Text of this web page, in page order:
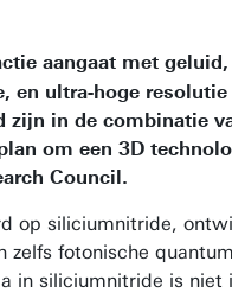
aangaat met
en ultra-hoge
zijn in de combinatie
om een 3D
Council.
op siliciumnitride,
zelfs fotonische
in siliciumnitride is niet